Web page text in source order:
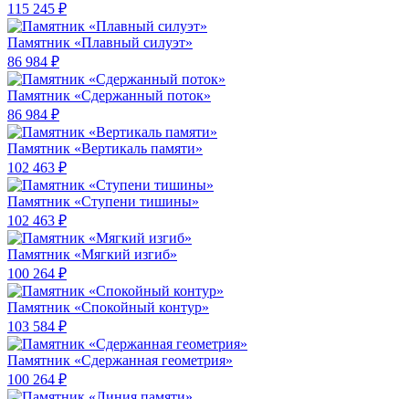
115 245 ₽
Памятник «Плавный силуэт»
86 984 ₽
Памятник «Сдержанный поток»
86 984 ₽
Памятник «Вертикаль памяти»
102 463 ₽
Памятник «Ступени тишины»
102 463 ₽
Памятник «Мягкий изгиб»
100 264 ₽
Памятник «Спокойный контур»
103 584 ₽
Памятник «Сдержанная геометрия»
100 264 ₽